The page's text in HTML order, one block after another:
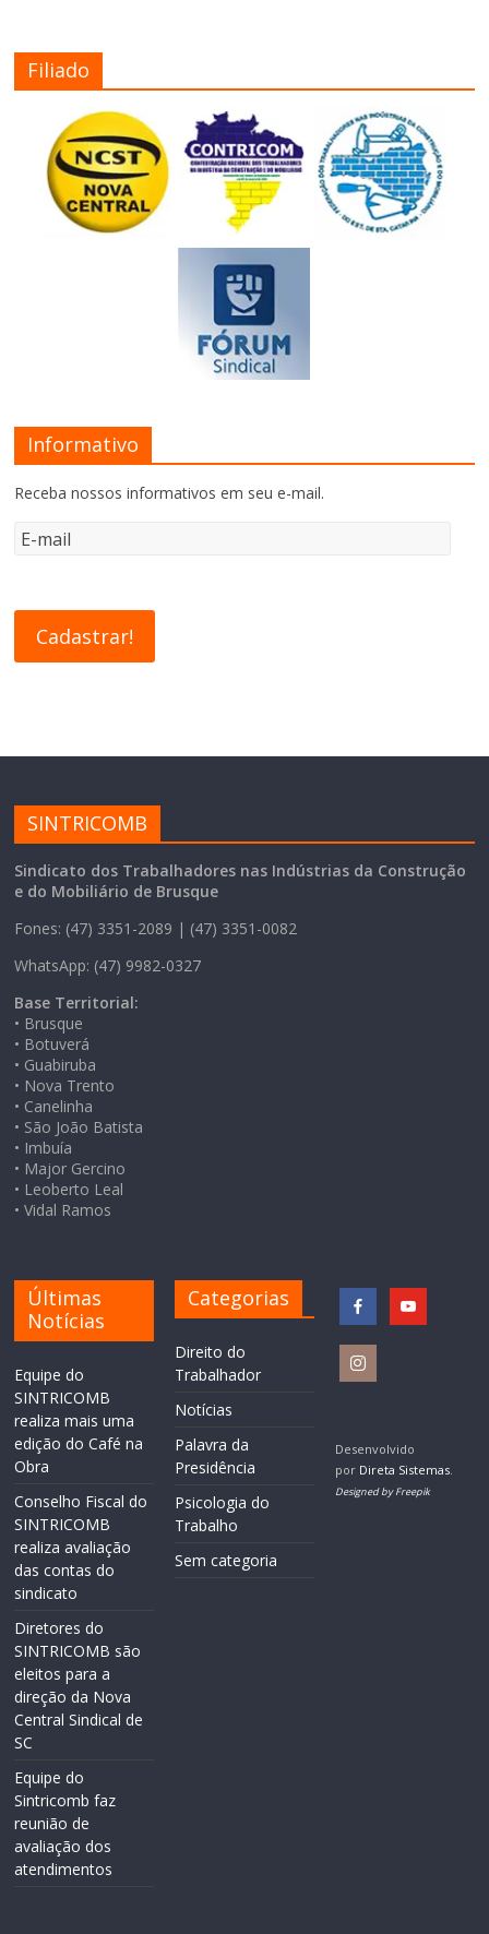
Filiado
Informativo
Receba nossos informativos em seu e-mail.
SINTRICOMB
Sindicato dos Trabalhadores nas Indústrias da Construção
e do Mobiliário de Brusque
Fones: (47) 3351-2089 | (47) 3351-0082
WhatsApp: (47) 9982-0327
Base Territorial:
• Brusque
• Botuverá
• Guabiruba
• Nova Trento
• Canelinha
• São João Batista
• Imbuía
• Major Gercino
• Leoberto Leal
• Vidal Ramos
Últimas
Notícias
Equipe do
SINTRICOMB
realiza mais uma
edição do Café na
Obra
Conselho Fiscal do
SINTRICOMB
realiza avaliação
das contas do
sindicato
Diretores do
SINTRICOMB são
eleitos para a
direção da Nova
Central Sindical de
SC
Equipe do
Sintricomb faz
reunião de
avaliação dos
atendimentos
Categorias
Direito do
Trabalhador
Notícias
Palavra da
Presidência
Psicologia do
Trabalho
Sem categoria
Desenvolvido
por Direta Sistemas.
Designed by Freepik